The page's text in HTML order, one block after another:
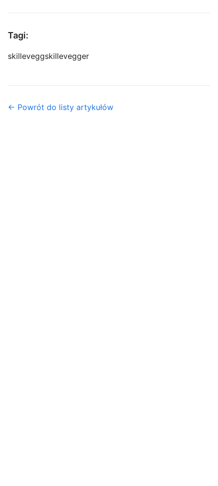
Tagi:
skilleveggskillevegger
← Powrót do listy artykułów